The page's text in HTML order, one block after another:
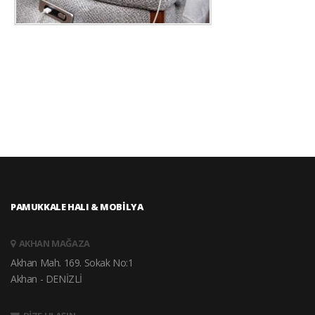
PAMUKKALE HALI & MOBİLYA
AKHAN MAĞAZA
Akhan Mah. 169. Sokak No:1
Akhan - DENİZLİ